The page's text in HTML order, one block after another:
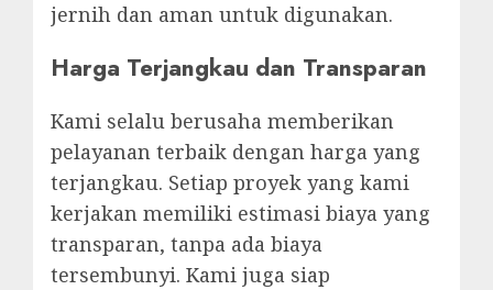
jernih dan aman untuk digunakan.
Harga Terjangkau dan Transparan
Kami selalu berusaha memberikan
pelayanan terbaik dengan harga yang
terjangkau. Setiap proyek yang kami
kerjakan memiliki estimasi biaya yang
transparan, tanpa ada biaya
tersembunyi. Kami juga siap